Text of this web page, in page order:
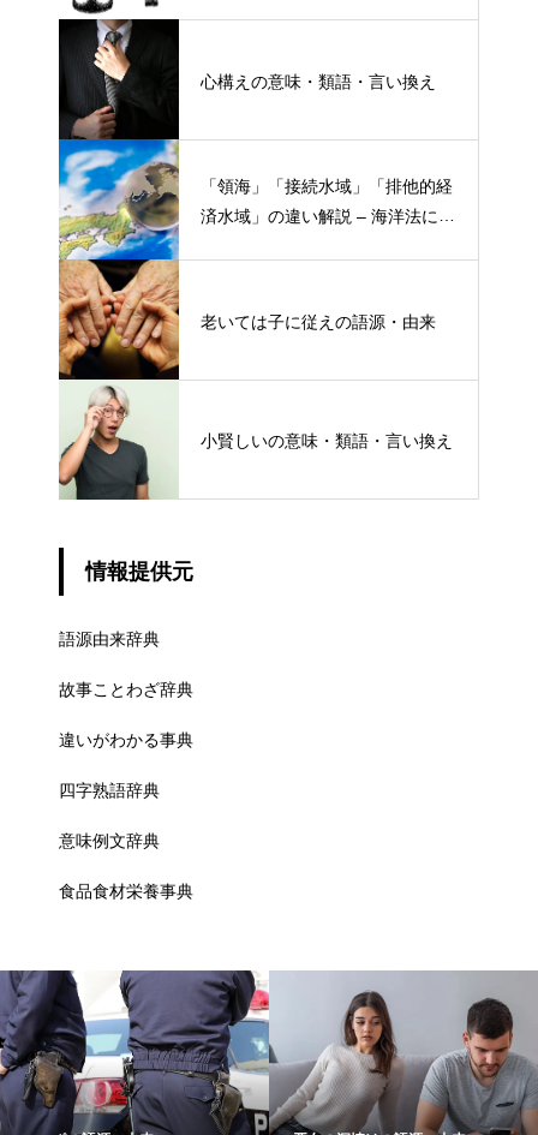
心構えの意味・類語・言い換え
「領海」「接続水域」「排他的経
済水域」の違い解説 – 海洋法にお
老いては子に従えの語源・由来
小賢しいの意味・類語・言い換え
情報提供元
語源由来辞典
故事ことわざ辞典
違いがわかる事典
四字熟語辞典
意味例文辞典
食品食材栄養事典